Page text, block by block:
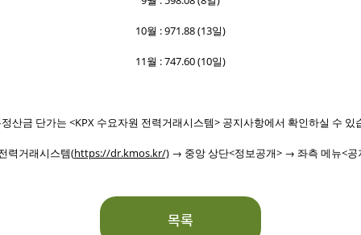
10월 : 971.88 (13일)
11월 : 747.60 (10일)
산금 단가는 <KPX 수요자원 전력거래시스템> 공지사항에서 확인하실 수 있
력거래시스템(https://dr.kmos.kr/)→ 중앙 상단<정보공개> → 좌측 메뉴<공
목록